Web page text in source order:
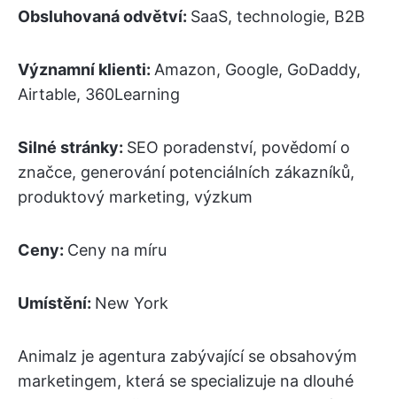
Obsluhovaná odvětví: SaaS, technologie, B2B
Významní klienti: Amazon, Google, GoDaddy,
Airtable, 360Learning
Silné stránky: SEO poradenství, povědomí o
značce, generování potenciálních zákazníků,
produktový marketing, výzkum
Ceny: Ceny na míru
Umístění: New York
Animalz je agentura zabývající se obsahovým
marketingem, která se specializuje na dlouhé